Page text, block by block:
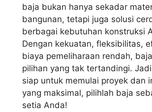
baja bukan hanya sekadar
bangunan, tetapi juga solusi
berbagai kebutuhan konstruksi
Dengan kekuatan, fleksibilitas,
biaya pemeliharaan rendah,
pilihan yang tak tertandingi.
siap untuk memulai proyek dan
yang maksimal, pilihlah baja
setia Anda!